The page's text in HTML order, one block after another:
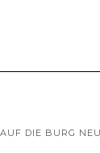
DIE BURG